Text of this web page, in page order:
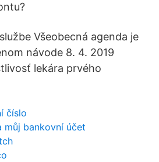
Všeobecná agenda je
návode 8. 4. 2019
lekára prvého
číslo
můj bankovní účet